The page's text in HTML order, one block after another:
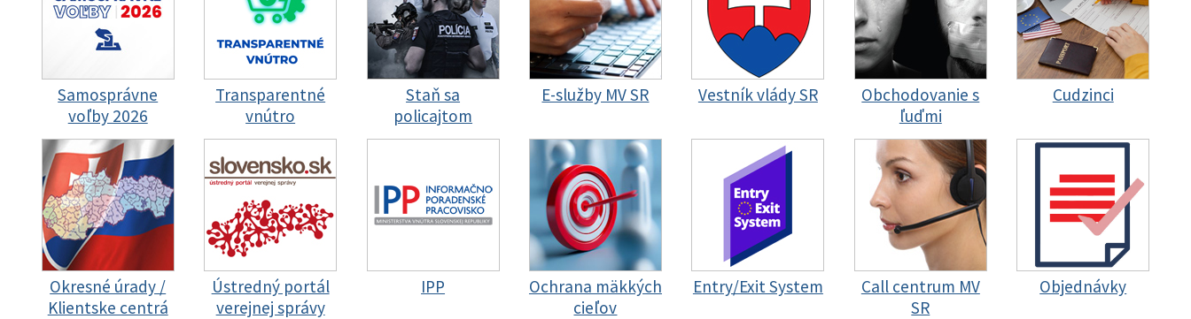
Samosprávne
voľby 2026
Transparentné
vnútro
Staň sa
policajtom
E-služby MV SR Vestník vlády SR
Obchodovanie s
ľuďmi
Cudzinci
Okresné úrady /
Klientske centrá
Ústredný portál
verejnej správy
IPP
Ochrana mäkkých
cieľov
Entry/Exit System
Call centrum MV
SR
Objednávky